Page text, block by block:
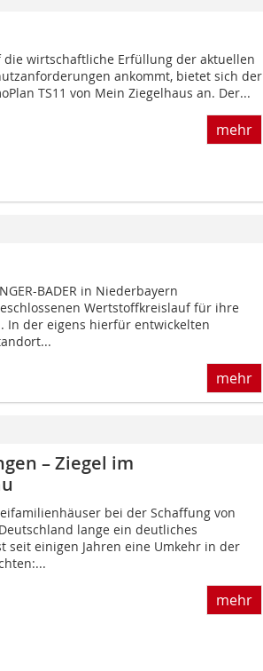
die wirtschaftliche Erfüllung der aktuellen
ankommt, bietet sich der
TS11 von Mein Ziegelhaus an. Der...
mehr
BADER in Niederbayern
Wertstoffkreislauf für ihre
In der eigens hierfür entwickelten
mehr
– Ziegel im
bei der Schaffung von
lange ein deutliches
seit einigen Jahren eine Umkehr in der
mehr